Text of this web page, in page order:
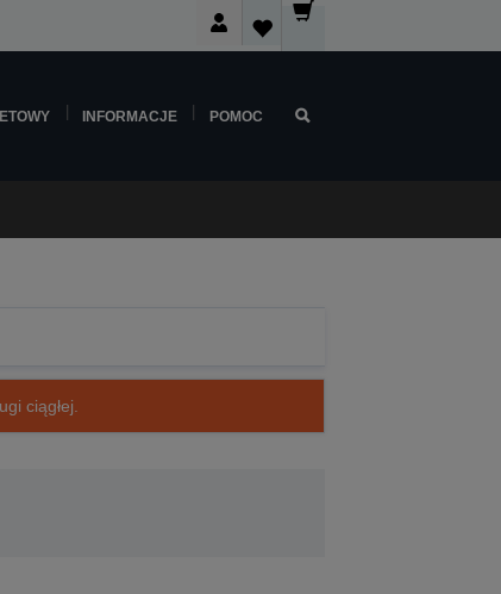
INFORMACJE POMOC
ciągłej.